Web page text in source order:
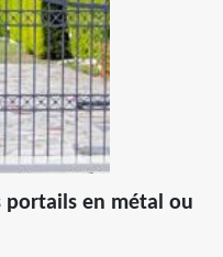
portails en métal ou